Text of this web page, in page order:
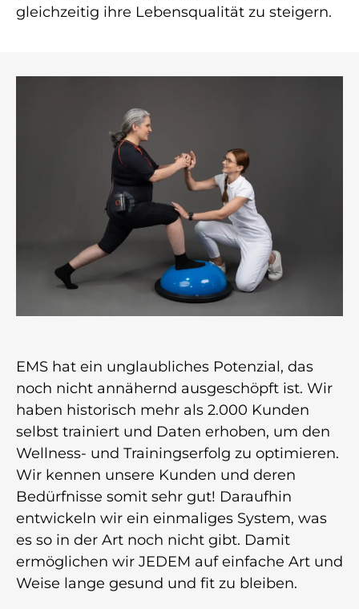
gleichzeitig ihre Lebensqualität zu steigern.
EMS hat ein unglaubliches Potenzial, das
noch nicht annähernd ausgeschöpft ist. Wir
haben historisch mehr als 2.000 Kunden
selbst trainiert und Daten erhoben, um den
Wellness- und Trainingserfolg zu optimieren.
Wir kennen unsere Kunden und deren
Bedürfnisse somit sehr gut! Daraufhin
entwickeln wir ein einmaliges System, was
es so in der Art noch nicht gibt. Damit
ermöglichen wir JEDEM auf einfache Art und
Weise lange gesund und fit zu bleiben.